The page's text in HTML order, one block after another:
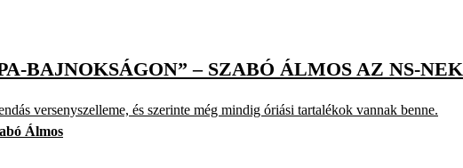
BAJNOKSÁGON” – SZABÓ ÁLMOS AZ NS-NEK
versenyszelleme, és szerinte még mindig óriási tartalékok vannak benne.
Álmos